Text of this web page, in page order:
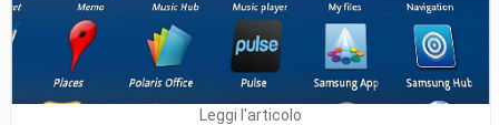
Leggi l'articolo